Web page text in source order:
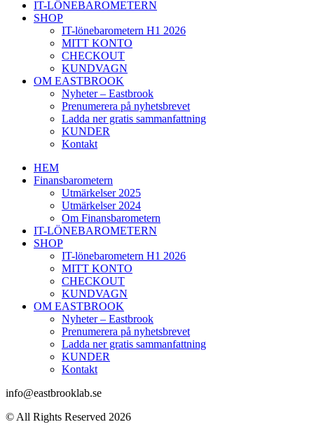
IT-LÖNEBAROMETERN
SHOP
IT-lönebarometern H1 2026
MITT KONTO
CHECKOUT
KUNDVAGN
OM EASTBROOK
Nyheter – Eastbrook
Prenumerera på nyhetsbrevet
Ladda ner gratis sammanfattning
KUNDER
Kontakt
HEM
Finansbarometern
Utmärkelser 2025
Utmärkelser 2024
Om Finansbarometern
IT-LÖNEBAROMETERN
SHOP
IT-lönebarometern H1 2026
MITT KONTO
CHECKOUT
KUNDVAGN
OM EASTBROOK
Nyheter – Eastbrook
Prenumerera på nyhetsbrevet
Ladda ner gratis sammanfattning
KUNDER
Kontakt
info@eastbrooklab.se
© All Rights Reserved 2026